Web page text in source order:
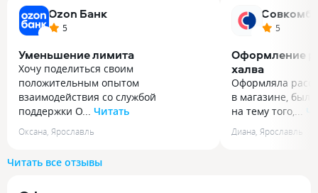
Ozon Банк
5
Уменьшение лимита
Хочу поделиться своим
положительным опытом
взаимодействия со службой
поддержки O... Читать
положительным опытом
поддержки Ozon Банка. У меня был
Оксана Ярославль
5
Оформление
халва
Оформляла
в магазине,
на тему того,...
в магазине,
Диана Ярославль
Читать все отзывы